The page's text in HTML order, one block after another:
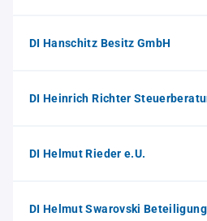
DI Hanschitz Besitz GmbH
DI Heinrich Richter
DI Helmut Rieder e.U.
DI Helmut Swarovski